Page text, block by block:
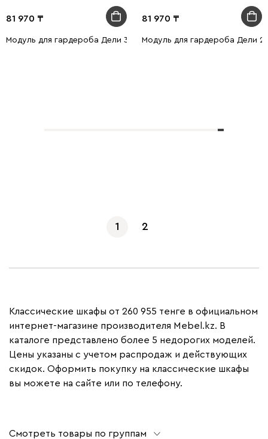
81 970
Модуль для гардероба Дели 3-60x210 Белый
81 970
Модуль для гардероба Дели
1 2
Классические шкафы от 260 955 тенге в официальном
интернет-магазине производителя Mebel.kz. В
каталоге представлено более 5 недорогих моделей.
Цены указаны с учетом распродаж и действующих
скидок. Оформить покупку на классические шкафы
вы можете на сайте или по телефону.
Смотреть товары по группам